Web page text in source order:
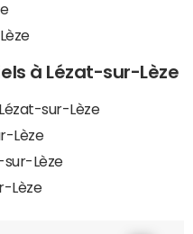
à Lézat-sur-Lèze
sur-Lèze
Lèze
sur-Lèze
Lèze